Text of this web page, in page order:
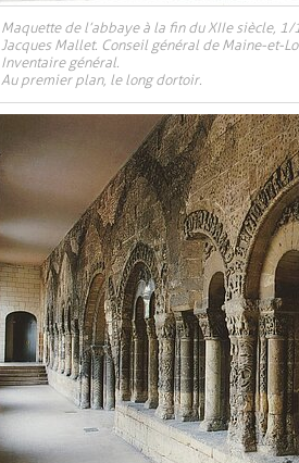
Maquette de l’abbaye à la fin du XIIe siècle, 1/
Jacques Mallet. Conseil général de Maine-et-
Inventaire général.
Au premier plan, le long dortoir.